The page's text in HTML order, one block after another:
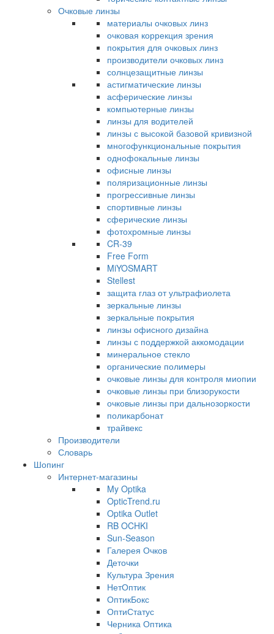
Очковые линзы
материалы очковых линз
очковая коррекция зрения
покрытия для очковых линз
производители очковых линз
солнцезащитные линзы
астигматические линзы
асферические линзы
компьютерные линзы
линзы для водителей
линзы с высокой базовой кривизной
многофункциональные покрытия
однофокальные линзы
офисные линзы
поляризационные линзы
прогрессивные линзы
спортивные линзы
сферические линзы
фотохромные линзы
CR-39
Free Form
MiYOSMART
Stellest
защита глаз от ультрафиолета
зеркальные линзы
зеркальные покрытия
линзы офисного дизайна
линзы с поддержкой аккомодации
минеральное стекло
органические полимеры
очковые линзы для контроля миопии
очковые линзы при близорукости
очковые линзы при дальнозоркости
поликарбонат
трайвекс
Производители
Словарь
Шопинг
Интернет-магазины
My Optika
OpticTrend.ru
Optika Outlet
RB OCHKI
Sun-Season
Галерея Очков
Деточки
Культура Зрения
НетОптик
ОптикБокс
ОптиСтатус
Черника Оптика